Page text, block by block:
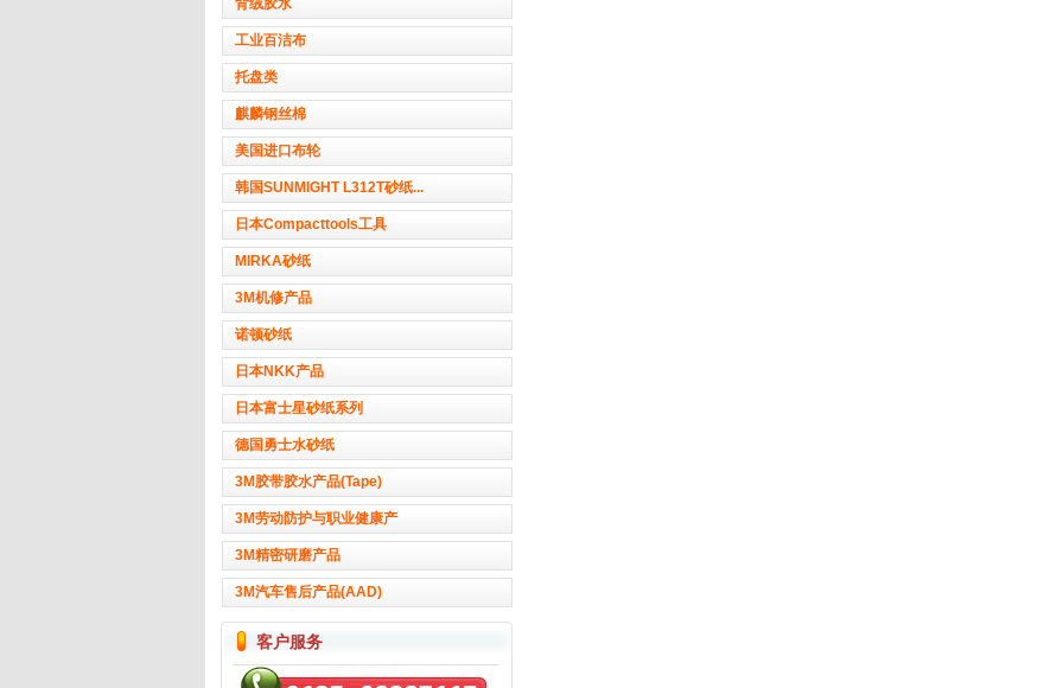
背绒胶水
工业百洁布
托盘类
麒麟钢丝棉
美国进口布轮
韩国SUNMIGHT L312T砂纸...
日本Compacttools工具
MIRKA砂纸
3M机修产品
诺顿砂纸
日本NKK产品
日本富士星砂纸系列
德国勇士水砂纸
3M胶带胶水产品(Tape)
3M劳动防护与职业健康产
3M精密研磨产品
3M汽车售后产品(AAD)
客户服务